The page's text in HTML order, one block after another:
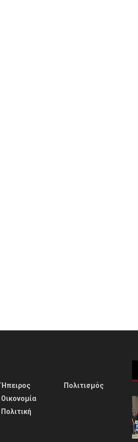
Ήπειρος
Οικονομία
Πολιτική
Πολιτισμός